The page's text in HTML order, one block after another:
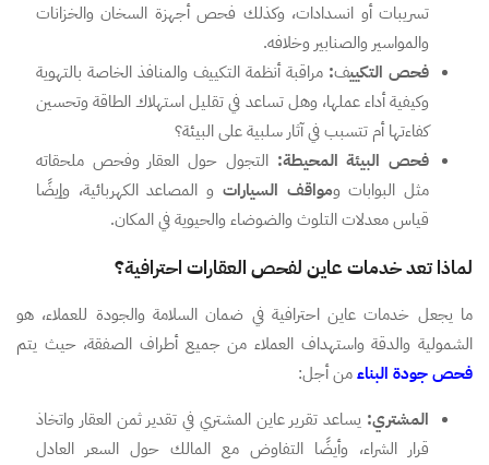
تسريبات أو انسدادات، وكذلك فحص أجهزة السخان والخزانات
والمواسير والصنابير وخلافه.
فحص التكييف: مراقبة أنظمة التكييف والمنافذ الخاصة بالتهوية
وكيفية أداء عملها، وهل تساعد في تقليل استهلاك الطاقة وتحسين
كفاءتها أم تتسبب في آثار سلبية على البيئة؟
فحص البيئة المحيطة: التجول حول العقار وفحص ملحقاته
مثل البوابات ومواقف السيارات و المصاعد الكهربائية، وإيضًا
قياس معدلات التلوث والضوضاء والحيوية في المكان.
لماذا تعد خدمات عاين لفحص العقارات احترافية؟
ما يجعل خدمات عاين احترافية في ضمان السلامة والجودة للعملاء، هو
الشمولية والدقة واستهداف العملاء من جميع أطراف الصفقة، حيث يتم
فحص جودة البناءمن أجل:
المشتري: يساعد تقرير عاين المشتري في تقدير ثمن العقار واتخاذ
قرار الشراء، وأيضًا التفاوض مع المالك حول السعر العادل